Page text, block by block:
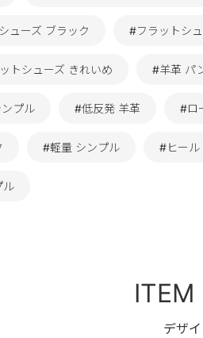
ューズ ブラック #フラットシ
トシューズ きれいめ #羊革 パ
プル #低反発 羊革 #ロ
#軽量 シンプル #ヒール
ル
ITEM
デザ